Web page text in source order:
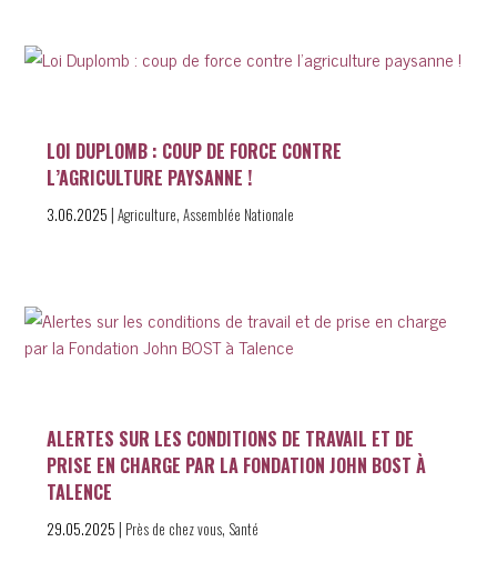
LOI DUPLOMB : COUP DE FORCE CONTRE
L’AGRICULTURE PAYSANNE !
3.06.2025 |Agriculture,Assemblée Nationale
ALERTES SUR LES CONDITIONS DE TRAVAIL ET DE
PRISE EN CHARGE PAR LA FONDATION JOHN BOST À
TALENCE
29.05.2025 | Près de chez vous, Santé